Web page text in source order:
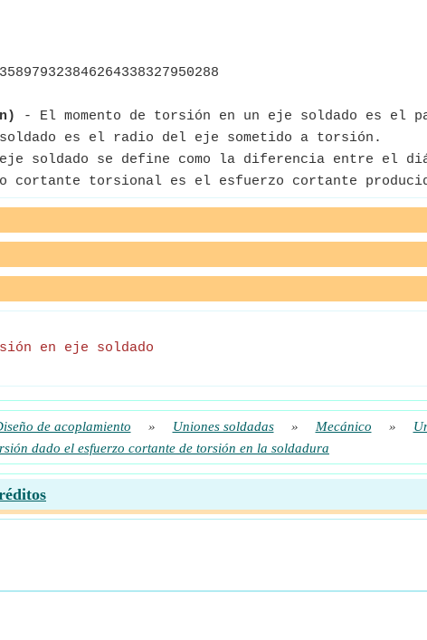
- El momento de torsión en un eje soldado es
es el radio del eje sometido a torsión.
soldado se define como la diferencia entre el
cortante torsional es el esfuerzo cortante
en eje soldado
de acoplamiento » Uniones soldadas » Mecánico »
dado el esfuerzo cortante de torsión en la soldadura